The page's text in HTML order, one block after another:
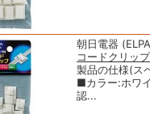
朝日電器
コードクリッ
製品の仕様(
■カラー:ホワ
認...